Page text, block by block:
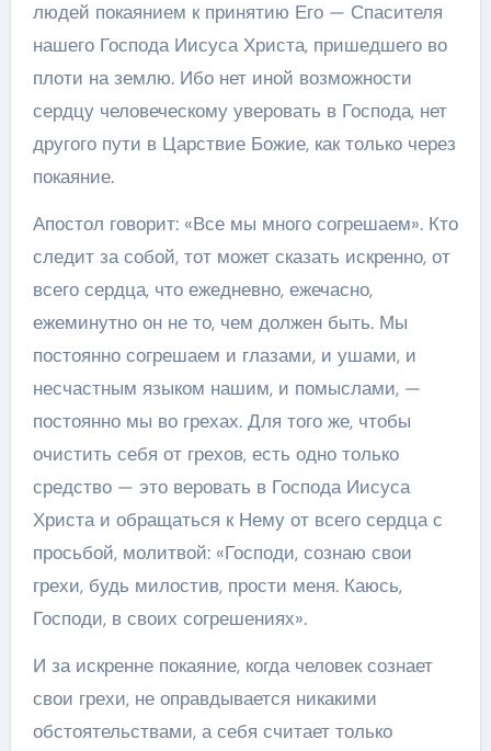
людей покаянием к принятию Его — Спасителя
нашего Господа Иисуса Христа, пришедшего во
плоти на землю. Ибо нет иной возможности
сердцу человеческому уверовать в Господа, нет
другого пути в Царствие Божие, как только через
покаяние.
Апостол говорит: «Все мы много согрешаем». Кто
следит за собой, тот может сказать искренно, от
всего сердца, что ежедневно, ежечасно,
ежеминутно он не то, чем должен быть. Мы
постоянно согрешаем и глазами, и ушами, и
несчастным языком нашим, и помыслами, —
постоянно мы во грехах. Для того же, чтобы
очистить себя от грехов, есть одно только
средство — это веровать в Господа Иисуса
Христа и обращаться к Нему от всего сердца с
просьбой, молитвой: «Господи, сознаю свои
грехи, будь милостив, прости меня. Каюсь,
Господи, в своих согрешениях».
И за искренне покаяние, когда человек сознает
свои грехи, не оправдывается никакими
обстоятельствами, а себя считает только